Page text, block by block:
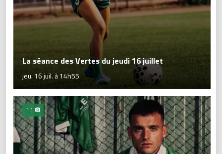
La séance des Vertes du jeudi 16 juillet
jeu. 16 juil. à 14h55
11